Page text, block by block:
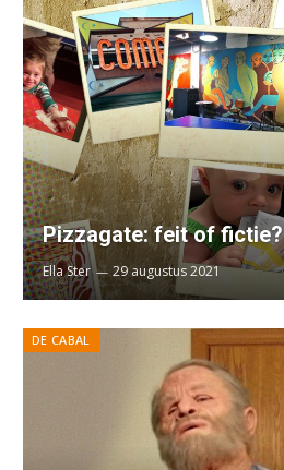
Pizzagate: feit of fictie?
Ella Ster 29 augustus 2021
DE CABAL